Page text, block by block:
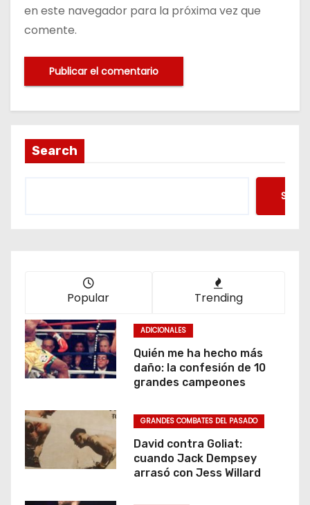
en este navegador para la próxima vez que
comente.
Search
Popular Trending
ADICIONALES
Quién me ha hecho más
daño: la confesión de 10
grandes campeones
GRANDES COMBATES DEL PASADO
David contra Goliat:
cuando Jack Dempsey
arrasó con Jess Willard